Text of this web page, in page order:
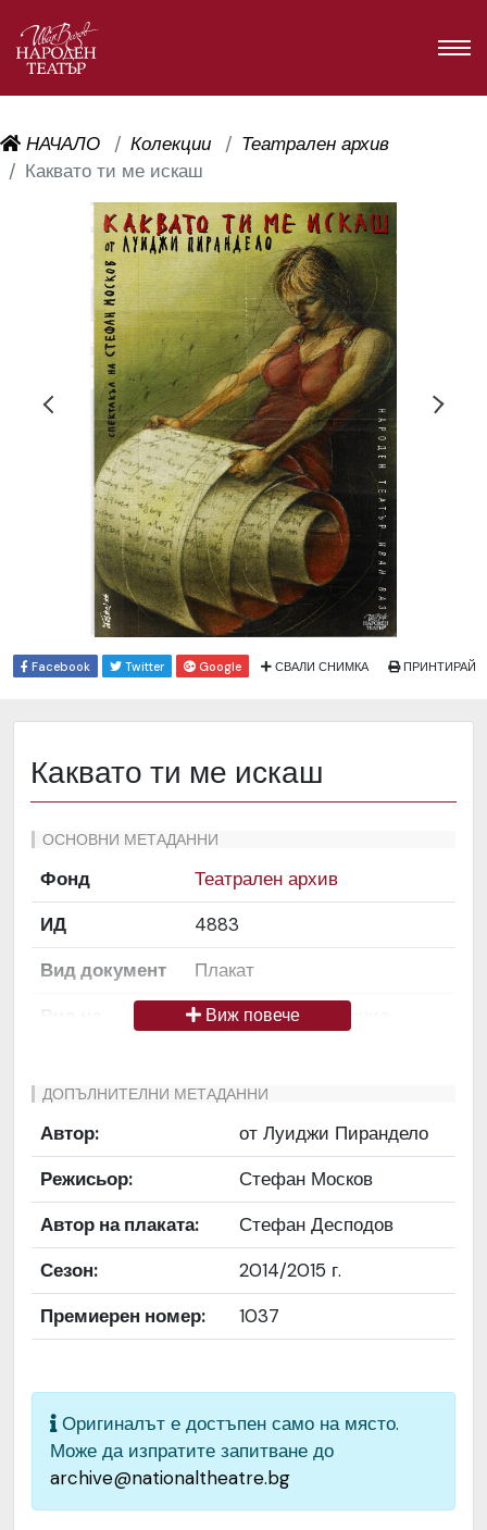
НАЧАЛО Колекции
Театрален архив
Каквато ти ме искаш
Facebook Twitter Google СВАЛИ СНИМКА ПРИНТИРАЙ
Каквато ти ме искаш
ОСНОВНИ МЕТАДАННИ
Фонд
Театрален архив
ИД
4883
Вид документ
Плакат
Снимка / изображение
Език на
Български
Права за
ползване
Да се цитира източник:
„Художествен архив НТ
„Иван Вазов“
Предоставяща
страна
България
Качество на
Средно
Вазов“, гр. София, България
Виж повече
ДОПЪЛНИТЕЛНИ МЕТАДАННИ
Автор:
от Луиджи Пирандело
Режисьор:
Стефан Москов
Автор на плаката:
Стефан Десподов
Сезон:
2014/2015 г.
Премиерен номер:
1037
Оригиналът е достъпен само на място.
Може да изпратите запитване до
archive@nationaltheatre.bg